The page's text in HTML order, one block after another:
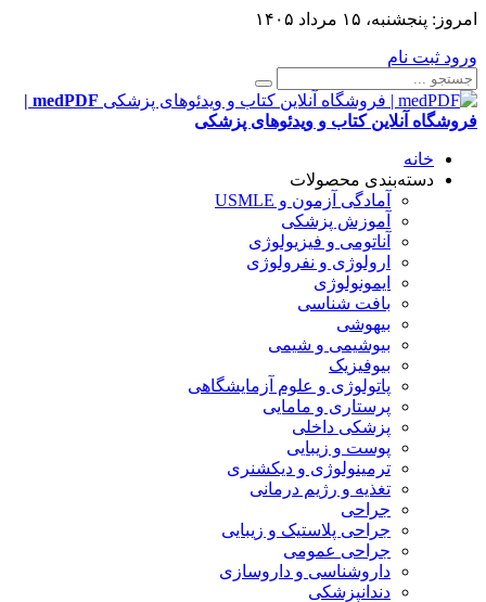
امروز: پنجشنبه، ۱۵ مرداد ۱۴۰۵
ورود ثبت نام
medPDF |
فروشگاه آنلاین کتاب و ویدئوهای پزشکی
خانه
دسته‌بندی محصولات
آمادگی آزمون و USMLE
آموزش پزشکی
آناتومی و فیزیولوژی
ارولوژی و نفرولوژی
ایمونولوژی
بافت شناسی
بیهوشی
بیوشیمی و شیمی
بیوفیزیک
پاتولوژی و علوم آزمایشگاهی
پرستاری و مامایی
پزشکی داخلی
پوست و زیبایی
ترمینولوژی و دیکشنری
تغذیه و رژیم درمانی
جراحی
جراحی پلاستیک و زیبایی
جراحی عمومی
داروشناسی و داروسازی
دندانپزشکی